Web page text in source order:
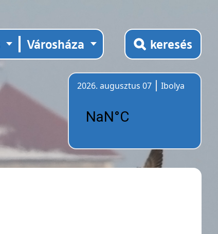
Városháza keresés
2026. augusztus 07
Ibolya